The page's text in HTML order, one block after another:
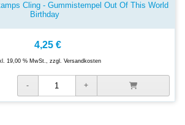
Cling - Gummistempel Out Of This World
Birthday
4,25 €
19,00 % MwSt., zzgl. Versandkosten